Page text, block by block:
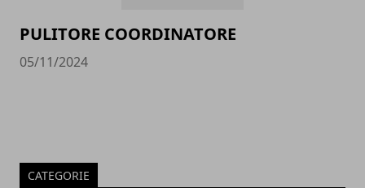
PULITORE COORDINATORE
05/11/2024
CATEGORIE